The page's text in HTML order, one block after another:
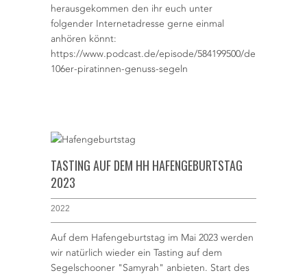
herausgekommen den ihr euch unter
folgender Internetadresse gerne einmal
anhören könnt:
https://www.podcast.de/episode/584199500/der-
106er-piratinnen-genuss-segeln
TASTING AUF DEM HH HAFENGEBURTSTAG
2023
2022
Auf dem Hafengeburtstag im Mai 2023 werden
wir natürlich wieder ein Tasting auf dem
Segelschooner "Samyrah" anbieten. Start des